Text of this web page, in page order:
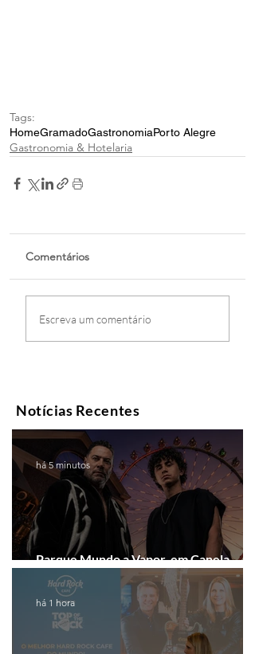
Tags:
HomeGramadoGastronomiaPorto Alegre
Gastronomia & Hotelaria
Comentários
Escreva um comentário
Notícias Recentes
Parque Mundo a Vapor, em Canela,
recebe festival eletrônico em agosto
há 5 minutos
há 1 hora